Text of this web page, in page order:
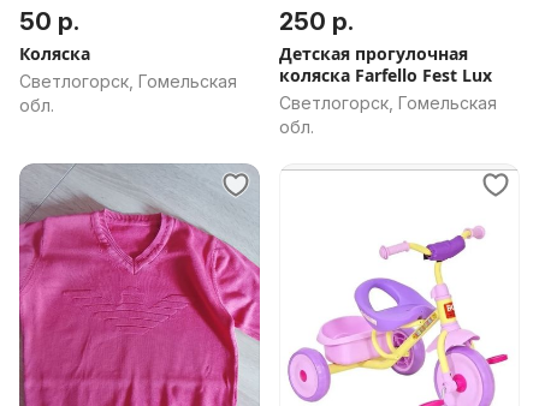
50 р.
Коляска
Светлогорск, Гомельская
обл.
250 р.
Детская прогулочная
коляска Farfello Fest Lux
Светлогорск, Гомельская
обл.